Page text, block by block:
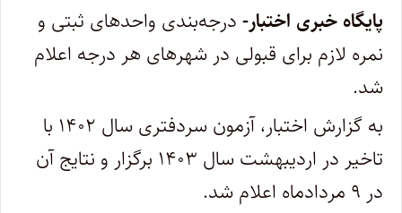
پایگاه خبری اختبار- درجه‌بندی واحدهای ثبتی و
نمره لازم برای قبولی در شهرهای هر درجه اعلام
شد.
به گزارش اختبار، آزمون سردفتری سال ۱۴۰۲ با
تاخیر در اردیبهشت سال ۱۴۰۳ برگزار و نتایج آن
در ۹ مردادماه اعلام شد.